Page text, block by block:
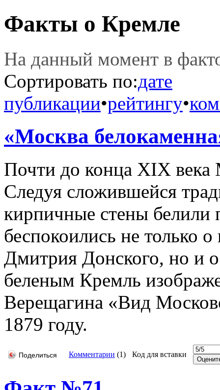
Факты о Кремле
На данный момент в
Сортировать по:дате
публикации•рейтингу•
«Москва
Почти до конца XIX века
Следуя сложившейся
кирпичные стены белили
беспокоились не только
Дмитрия Донского, но и
беленым Кремль
Верещагина «Вид
1879 году.
Поделиться Комментарии (1) Код для вставки